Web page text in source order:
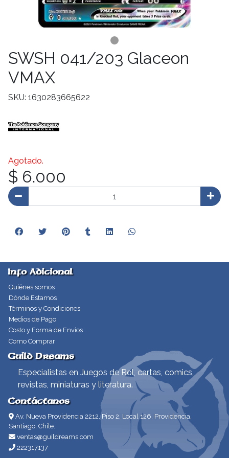
SWSH 041/203 Glaceon
VMAX
SKU: 1630283665622
Agotado.
$ 6.000
Info Adicional
Quiénes somos
Dónde Estamos
Términos y Condiciones
Medios de Pago
Costo y Forma de Envíos
Como Comprar
Guild Dreams
Especialistas en Juegos de Rol, cartas, comics,
revistas, miniaturas y literatura.
Contáctanos
Av. Nueva Providencia 2212, Piso 2, Local 126. Providencia,
Santiago, Chile.
ventas@guildreams.com
222317137